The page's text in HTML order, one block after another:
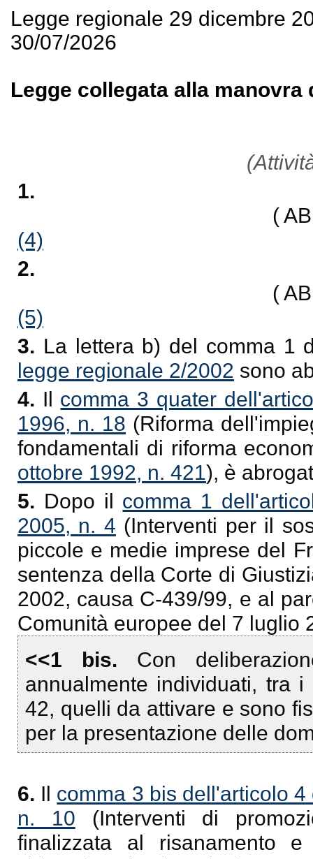
Legge regionale 29 dicembre
30/07/2026
Legge collegata alla manovra
1.
(
(4)
2.
(
(5)
3. La lettera b) del comma 1
legge regionale 2/2002 sono
4. Il comma 3 quater
1996, n. 18 (Riforma
fondamentali di riforma
ottobre 1992, n. 421), è
5. Dopo il comma 1
2005, n. 4 (Interventi per il
piccole e medie imprese del
sentenza della Corte di
2002, causa C-439/99, e al
Comunità europee del 7 luglio
<<1 bis. Con
annualmente individuati, tra
42, quelli da attivare e sono
per la presentazione delle
6. Il comma 3 bis dell'articolo
n. 10 (Interventi di
finalizzata al risanamento